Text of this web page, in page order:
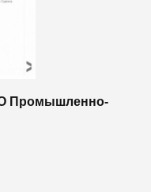
Промышленно-